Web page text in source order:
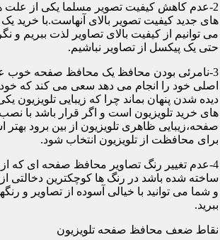
2-عدم کاهش کیفیت تصویر مسلما یکی از علت
های جدید کیفیت تصویر بالای آنهاست.با
می توانیم از کیفیت بالای تصاویر لذت ببریم و
حتی یک پیکسل از تصاویر نباشیم.
3-نامرئی بودن محافظ یک محافظ صفحه خوب
اصلی خود را انجام می دهد سعی می کند که خود
دیده شدن پنهان بماند چرا که زیبایی تلویزیون
های خرید تلویزیون است و اگر قرار باشد با
صفحه،زیبایی ظاهری تلویزیون از بین برود
برای محافظت از تلویزیون انتخاب شود.
ساخته شده باشد در رنگ ها کوچکترین دخالتی
و شما می توانید با خیالی آسوده از تصاویر و
ببرید.
نقاط ضعف محافظ صفحه تلویزیون